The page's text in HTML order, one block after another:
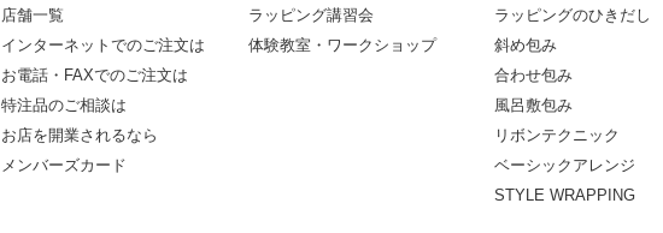
店舗一覧
インターネットでのご注文は
お電話・FAXでのご注文は
特注品のご相談は
お店を開業されるなら
メンバーズカード
ラッピング講習会
体験教室・ワークショップ
ラッピングのひきだし
斜め包み
合わせ包み
風呂敷包み
リボンテクニック
ベーシックアレンジ
STYLE WRAPPING